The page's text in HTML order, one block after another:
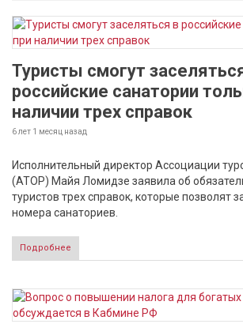
Туристы смогут
российские санатории
наличии трех справок
6 лет 1 месяц назад
Исполнительный директор Ассоциации
(АТОР) Майя Ломидзе заявила об
туристов трех справок, которые позволят
номера санаториев.
Подробнее